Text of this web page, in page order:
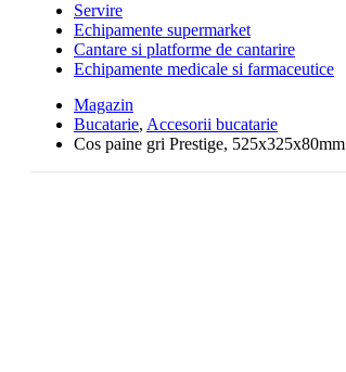
Servire
Echipamente supermarket
Cantare si platforme de cantarire
Echipamente medicale si farmaceutice
Magazin
Bucatarie, Accesorii bucatarie
Cos paine gri Prestige, 525x325x80mm